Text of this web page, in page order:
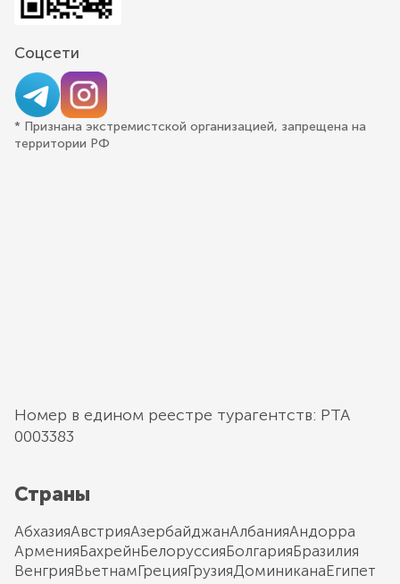
Соцсети
* Признана экстремистской организацией, запрещена на
территории РФ
Номер в едином реестре турагентств: РТА
0003383
Страны
АбхазияАвстрияАзербайджанАлбанияАндорра
АрменияБахрейнБелоруссияБолгарияБразилия
ВенгрияВьетнамГрецияГрузияДоминиканаЕгипет